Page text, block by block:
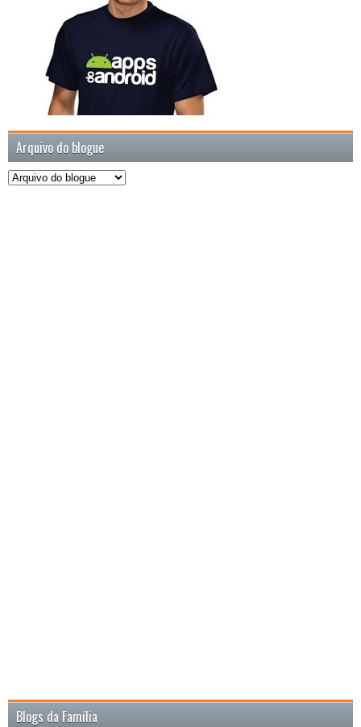
Arquivo do blogue
Blogs da Família